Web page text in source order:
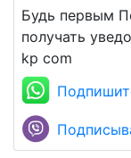
Будь первым
получать
kp com